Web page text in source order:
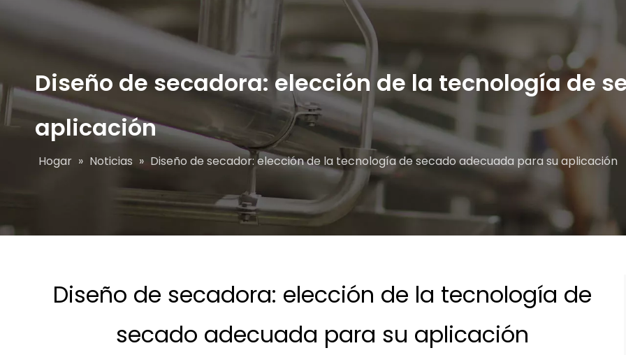
Diseño de secadora: elección de la tecnología de
aplicación
Hogar » Noticias » Diseño de secador: elección de la tecnología de secado adecuada para su aplicación
Diseño de secadora: elección de la tecnología de
secado adecuada para su aplicación